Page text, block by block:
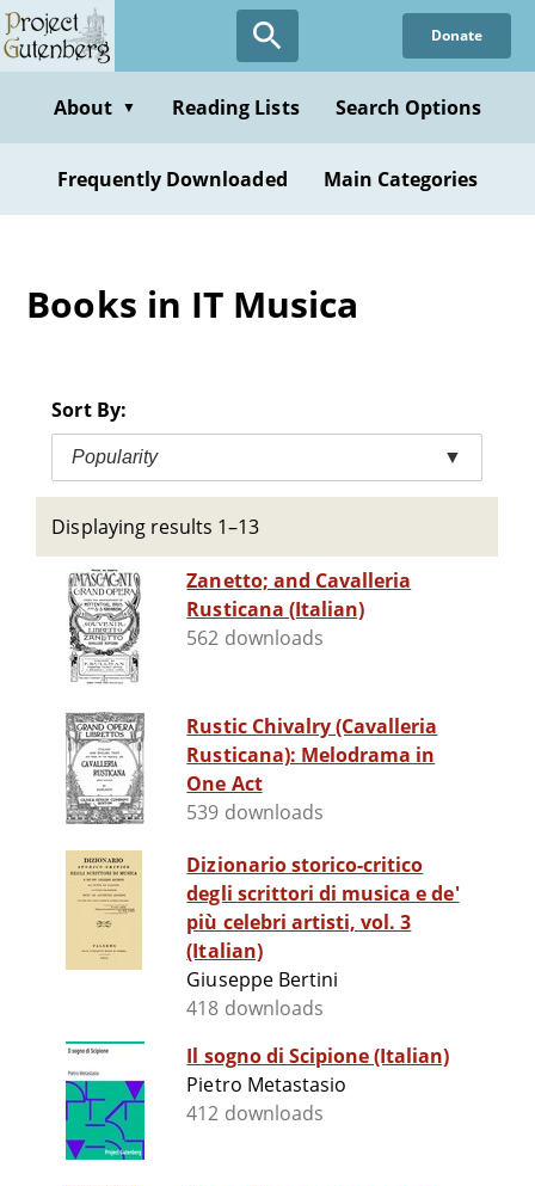
Skip
to
content
Donate
About ▼ Reading Lists Search Options
Frequently Downloaded Main Categories
Books in IT Musica
Sort By:
Popularity ▼
Displaying results 1–13
Zanetto; and Cavalleria
Rusticana (Italian)
562 downloads
Rustic Chivalry (Cavalleria
Rusticana): Melodrama in
One Act
539 downloads
Dizionario storico-critico
degli scrittori di musica e de'
più celebri artisti, vol. 3
(Italian)
Giuseppe Bertini
418 downloads
Il sogno di Scipione (Italian)
Pietro Metastasio
412 downloads